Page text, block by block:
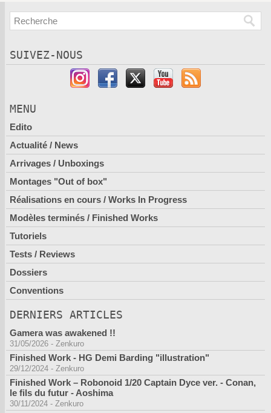
SUIVEZ-NOUS
MENU
Edito
Actualité / News
Arrivages / Unboxings
Montages "Out of box"
Réalisations en cours / Works In Progress
Modèles terminés / Finished Works
Tutoriels
Tests / Reviews
Dossiers
Conventions
DERNIERS ARTICLES
Gamera was awakened !!
31/05/2026 - Zenkuro
Finished Work - HG Demi Barding "illustration"
29/12/2024 - Zenkuro
Finished Work – Robonoid 1/20 Captain Dyce ver. - Conan,
le fils du futur - Aoshima
30/11/2024 - Zenkuro